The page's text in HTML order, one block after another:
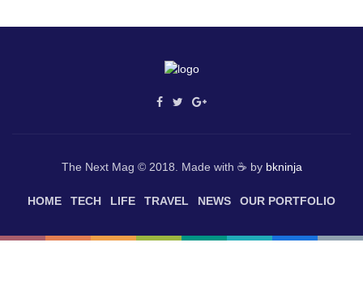
The Next Mag © 2018. Made with ☕ by bkninja
HOME TECH LIFE TRAVEL NEWS OUR PORTFOLIO